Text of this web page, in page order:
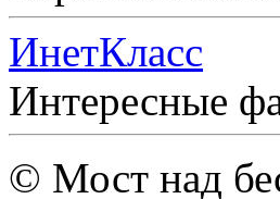
ИнетКласс
Интересные
© Мост над